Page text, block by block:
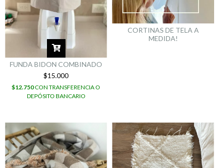
FUNDA BIDON COMBINADO
$15.000
$12.750CON TRANSFERENCIA O
DEPÓSITO BANCARIO
CORTINAS DE TELA A
MEDIDA!